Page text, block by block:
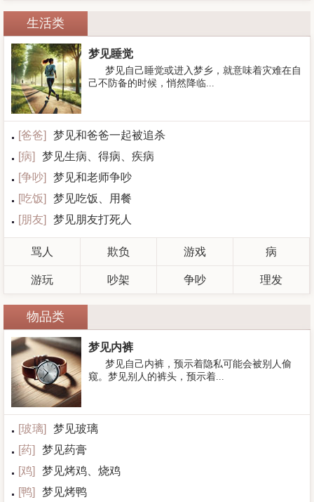
生活类
梦见睡觉
梦见自己睡觉或进入梦乡，就意味着灾难在自
己不防备的时候，悄然降临...
[爸爸]
梦见和爸爸一起被追杀
[病]
梦见生病、得病、疾病
[争吵]
梦见和老师争吵
[吃饭]
梦见吃饭、用餐
[朋友] 梦见朋友打死人
骂人 欺负 游戏 病
游玩 吵架 争吵 理发
物品类
梦见内裤
梦见自己内裤，预示着隐私可能会被别人偷
窥。梦见别人的裤头，预示着...
[玻璃]
梦见玻璃
[药]
梦见药膏
[鸡]
梦见烤鸡、烧鸡
[鸭] 梦见烤鸭